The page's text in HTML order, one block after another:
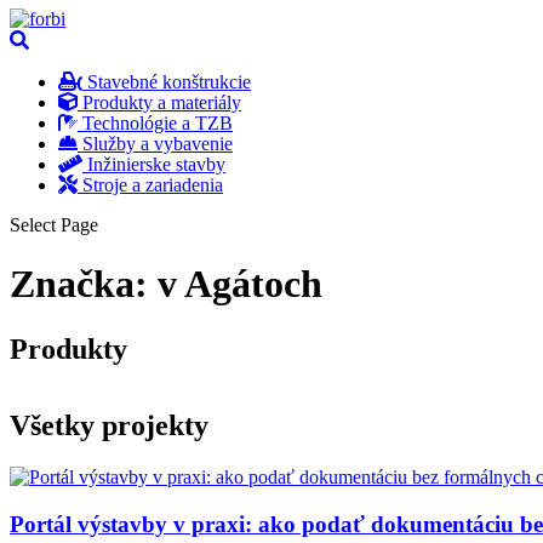
Stavebné konštrukcie
Produkty a materiály
Technológie a TZB
Služby a vybavenie
Inžinierske stavby
Stroje a zariadenia
Select Page
Značka: v Agátoch
Produkty
Všetky projekty
Portál výstavby v praxi: ako podať dokumentáciu